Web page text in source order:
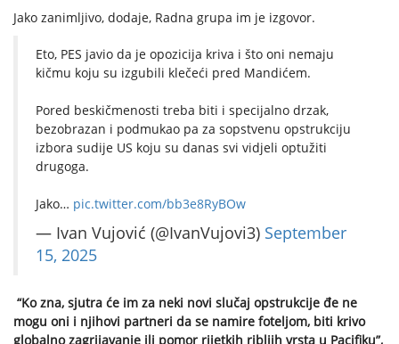
Jako zanimljivo, dodaje, Radna grupa im je izgovor.
Eto, PES javio da je opozicija kriva i što oni nemaju
kičmu koju su izgubili klečeći pred Mandićem.
Pored beskičmenosti treba biti i specijalno drzak,
bezobrazan i podmukao pa za sopstvenu opstrukciju
izbora sudije US koju su danas svi vidjeli optužiti
drugoga.
Jako… pic.twitter.com/bb3e8RyBOw
— Ivan Vujović (@IvanVujovi3) September
15, 2025
“Ko zna, sjutra će im za neki novi slučaj opstrukcije đe ne
mogu oni i njihovi partneri da se namire foteljom, biti krivo
globalno zagrijavanje ili pomor rijetkih ribljih vrsta u Pacifiku”,